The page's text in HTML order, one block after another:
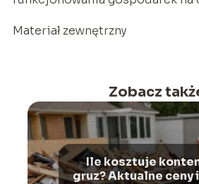
Materiał zewnętrzny
Zobacz
Ile kosztuje
gruz? Aktualne ceny